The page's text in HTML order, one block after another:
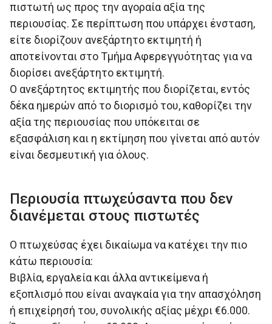
πιστωτή ως προς την αγοραία αξία της
περιουσίας. Σε περίπτωση που υπάρχει ένσταση,
είτε διορίζουν ανεξάρτητο εκτιµητή ή
αποτείνονται στο Τμήμα Αφερεγγυότητας για να
διορίσει ανεξάρτητο εκτιµητή.
Ο ανεξάρτητος εκτιµητής που διορίζεται, εντός
δέκα ηµερών από το διορισµό του, καθορίζει την
αξία της περιουσίας που υπόκειται σε
εξασφάλιση και η εκτίµηση που γίνεται από αυτόν
είναι δεσµευτική για όλους.
Περιουσία πτωχεύσαντα που δεν
διανέμεται στους πιστωτές
Ο πτωχεύσας έχει δικαίωμα να κατέχει την πιο
κάτω περιουσία:
Βιβλία, εργαλεία και άλλα αντικείµενα ή
εξοπλισµό που είναι αναγκαία για την απασχόληση
ή επιχείρησή του, συνολικής αξίας μέχρι €6.000.